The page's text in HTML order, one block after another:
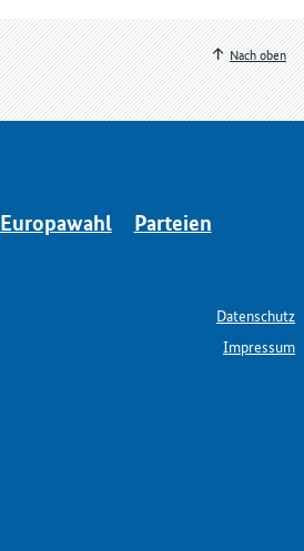
Nach oben
Europawahl
Parteien
Datenschutz
Impressum